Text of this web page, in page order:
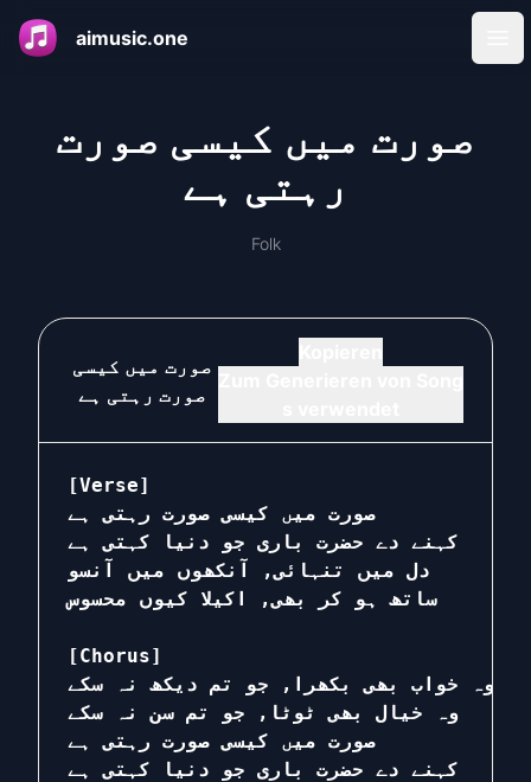
aimusic.one
صورت میں کیسی صورت
رہتی ہے
Folk
صورت میں کیسی
صورت رہتی ہے
[Verse]
صورت میں کیسی صورت رہتی ہے
کہنے دے حضرت باری جو دنیا کہتی ہے
دل میں تنہائی, آنکھوں میں آنسو
ساتھ ہو کر بھی, اکیلا کیوں محسوس
[Chorus]
وہ خواب بھی بکھرا, جو تم دیکھ نہ سکے
وہ خیال بھی ٹوٹا, جو تم سن نہ سکے
صورت میں کیسی صورت رہتی ہے
کہنے دے حضرت باری جو دنیا کہتی ہے